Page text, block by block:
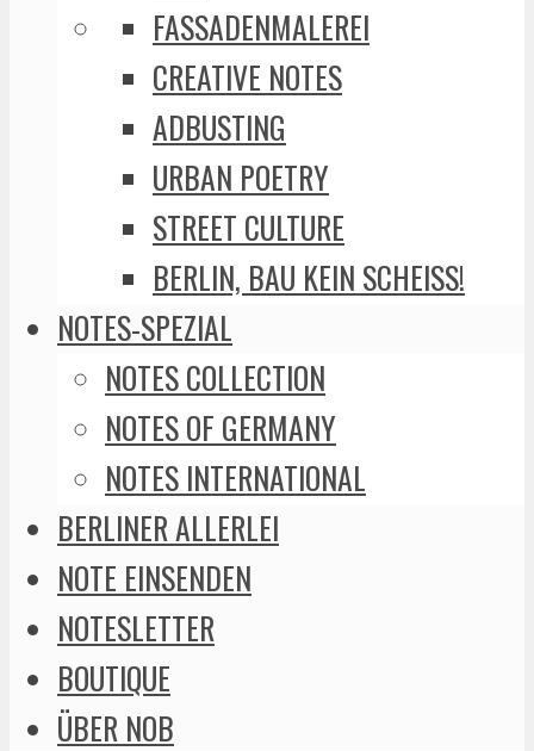
FASSADENMALEREI
CREATIVE NOTES
ADBUSTING
URBAN POETRY
STREET CULTURE
BERLIN, BAU KEIN SCHEISS!
NOTES-SPEZIAL
NOTES COLLECTION
NOTES OF GERMANY
NOTES INTERNATIONAL
BERLINER ALLERLEI
NOTE EINSENDEN
NOTESLETTER
BOUTIQUE
ÜBER NOB